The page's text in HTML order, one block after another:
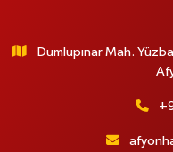
Dumlupınar Mah.